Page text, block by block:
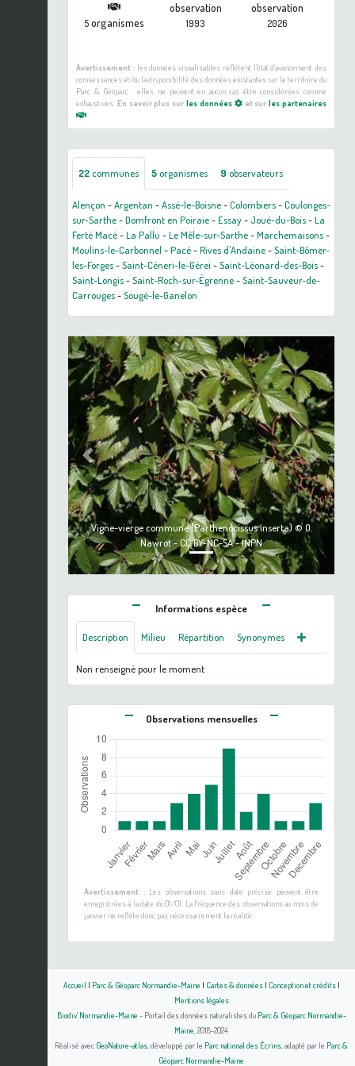
5organismes
observation
1993
observation
2026
Avertissement :les données visualisables reflètent l'état d'avancement des
connaissances et/ou la disponibilité des données existantes sur le territoire du
Parc & Géoparc : elles ne peuvent en aucun cas être considérées comme
exhaustives. En savoir plus sur les données et surles partenaires
22communes 5organismes 9 observateurs
Alençon -Argentan -Assé-le-Boisne-Colombiers-Coulonges-
sur-Sarthe-Domfront en Poiraie-Essay- Joué-du-Bois-La
Ferté Macé-La Pallu -Le Mêle-sur-Sarthe-Marchemaisons-
Moulins-le-Carbonnel -Pacé-Rives d'Andaine-Saint-Bômer-
les-Forges-Saint-Céneri-le-Gérei -Saint-Léonard-des-Bois-
Saint-Longis-Saint-Roch-sur-Égrenne-Saint-Sauveur-de-
Carrouges-Sougé-le-Ganelon
Vigne-vierge commune (Parthenocissus inserta) © O.
Nawrot - CC BY-NC-SA - INPN
Previous Next
Informations espèce
Description Milieu Répartition Synonymes
Non renseigné pour le moment
Observations mensuelles
Avertissement :Les observations sans date précise peuvent être
enregistrées à la date du 01/01. La fréquence des observations au mois de
janvier ne reflète donc pas nécessairement la réalité.
Accueil | Parc & Géoparc Normandie-Maine | Cartes & données| Conception et crédits|
Mentions légales
Biodiv' Normandie-Maine - Portail des données naturalistes du Parc & Géoparc Normandie-
Maine , 2018-2024
Réalisé avec GeoNature-atlas , développé par le Parc national des Écrins , adapté par le Parc &
Géoparc Normandie-Maine